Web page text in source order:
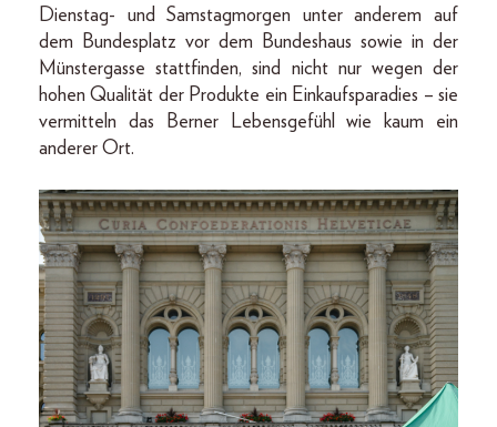
Dienstag- und Samstagmorgen unter anderem auf
dem Bundesplatz vor dem Bundeshaus sowie in der
Münstergasse stattfinden, sind nicht nur wegen der
hohen Qualität der Produkte ein Einkaufsparadies – sie
vermitteln das Berner Lebensgefühl wie kaum ein
anderer Ort.